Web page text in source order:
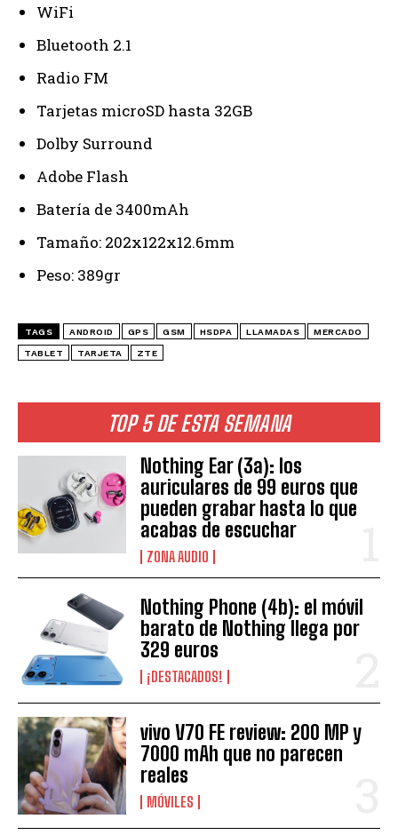
TOP 5 DE ESTA SEMANA
Nothing Ear (3a): los
auriculares de 99 euros que
pueden grabar hasta lo que
acabas de escuchar
ZONA AUDIO
Nothing Phone (4b): el móvil
barato de Nothing llega por
329 euros
¡DESTACADOS!
vivo V70 FE review: 200 MP y
7000 mAh que no parecen
reales
MÓVILES
WiFi
Bluetooth 2.1
Radio FM
Tarjetas microSD hasta 32GB
Dolby Surround
Adobe Flash
Batería de 3400mAh
Tamaño: 202x122x12.6mm
Peso: 389gr
TAGS ANDROID GPS GSM HSDPA LLAMADAS MERCADO
TABLET TARJETA ZTE